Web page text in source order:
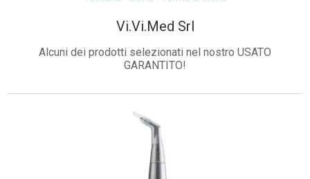
Vi.Vi.Med Srl
Alcuni dei prodotti selezionati nel nostro USATO
GARANTITO!